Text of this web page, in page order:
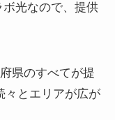
ボ光なので、提供
県のすべてが提
々とエリアが広が